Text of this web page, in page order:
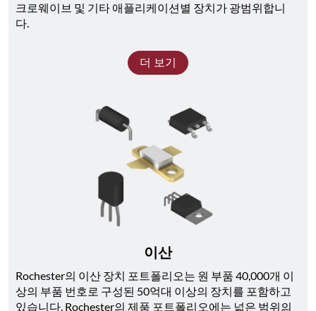
크로웨이브 및 기타 애플리케이션별 장치가 광범위합니
다.
더 보기
이산
Rochester의 이산 장치 포트폴리오는 원 부품 40,000개 이
상의 부품 번호로 구성된 50억대 이상의 장치를 포함하고
있습니다. Rochester의 제품 포트폴리오에는 넓은 범위의